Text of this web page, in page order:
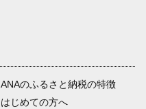
ANAのふるさと納税の特徴
はじめての方へ